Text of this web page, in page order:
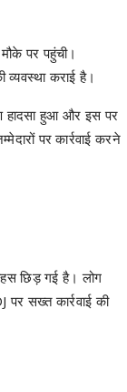
पर पहुंची।
कराई है।
हादसा हुआ और इस पर
पर कार्रवाई करने
छिड़ गई है। लोग
सख्त कार्रवाई की